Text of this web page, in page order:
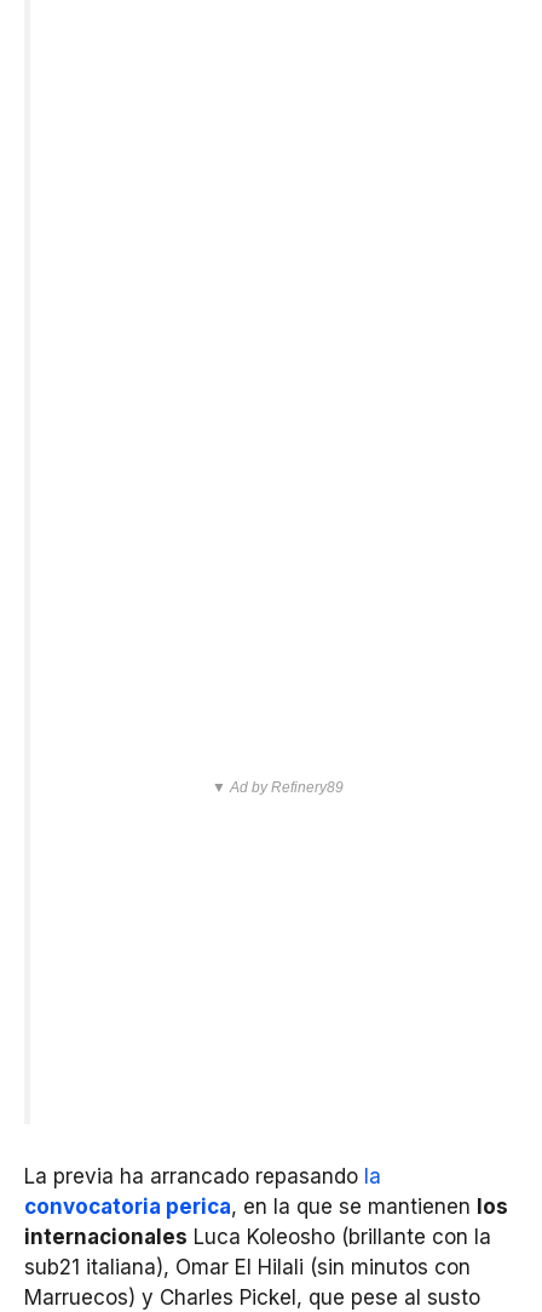
▼ Ad by Refinery89
La previa ha arrancado repasando la
convocatoria perica, en la que se mantienen los
internacionales Luca Koleosho (brillante con la
sub21 italiana), Omar El Hilali (sin minutos con
Marruecos) y Charles Pickel, que pese al susto